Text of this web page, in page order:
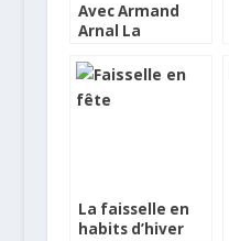
Avec Armand
Arnal La
ne manque pas
de sel
La faisselle en
habits d’hiver